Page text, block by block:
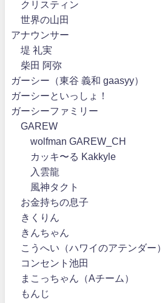
クリスティン
世界の山田
アナウンサー
堤 礼実
柴田 阿弥
ガーシー（東谷 義和 gaasyy）
ガーシーといっしょ！
ガーシーファミリー
GAREW
wolfman GAREW_CH
カッキ〜る Kakkyle
入雲龍
風神タクト
お金持ちの息子
きくりん
きんちゃん
こうへい（ハワイのアテンダー）
コンセント池田
まこっちゃん（Aチーム）
もんじ